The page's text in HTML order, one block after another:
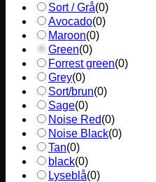
Sort / Grå(0)
Avocado(0)
Maroon(0)
Green(0)
Forrest green(0)
Grey(0)
Sort/brun(0)
Sage(0)
Noise Red(0)
Noise Black(0)
Tan(0)
black(0)
Lyseblå(0)